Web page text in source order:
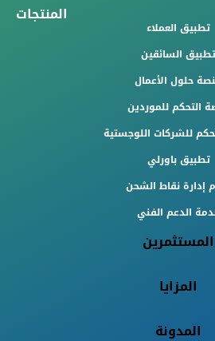
المنتجات
تطبيق العملاء
تطبيق السائقين
حلول الأعمال
التحكم للموردين
للشركات اللوجستية
تطبيق باورلي
إدارة نقاط الشحن
الدعم الفني
المستثمرين
المزايا
المدونة